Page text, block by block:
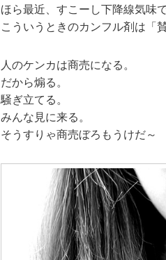
ほら最近、すこーし下降線気味
こういうときのカンフル剤は「
人のケンカは商売になる。
だから煽る。
騒ぎ立てる。
みんな見に来る。
そうすりゃ商売ぼろもうけだ～